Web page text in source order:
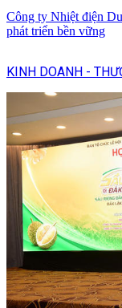
Công ty Nhiệt điện
phát triển bền vững
KINH DOANH -